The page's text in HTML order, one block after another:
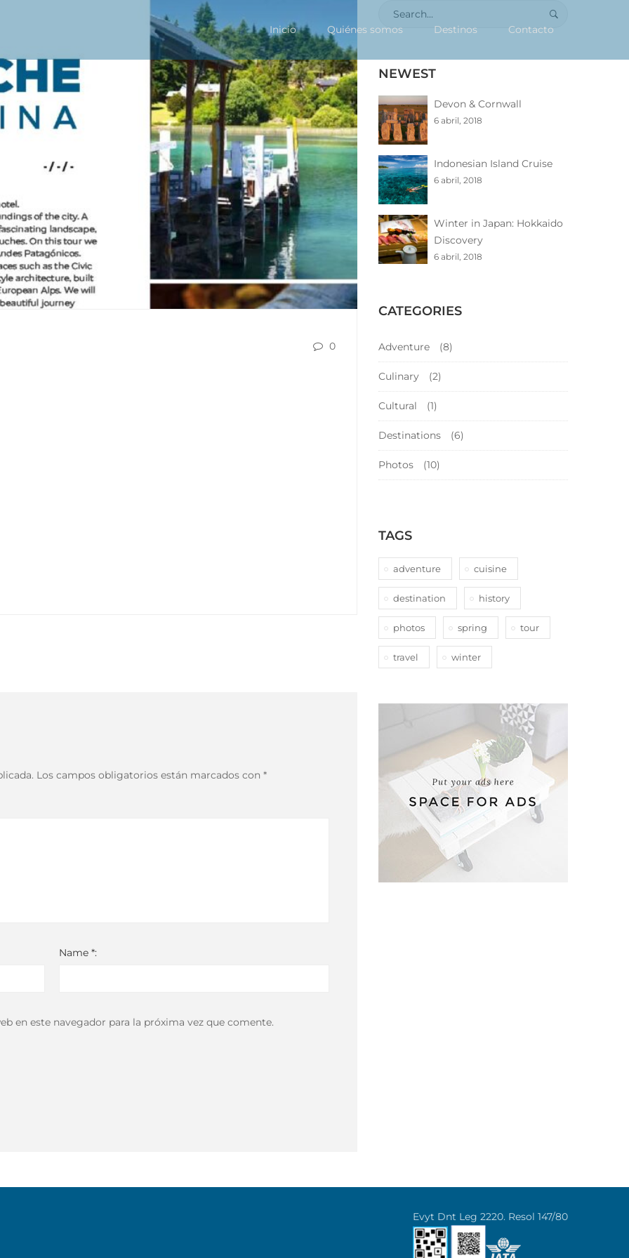
Primary
Menu
Inicio Quiénes somos Destinos Contacto
0
Los campos obligatorios están marcados con *
Name *:
en este navegador para la próxima vez que comente.
Search
for:
NEWEST
Devon & Cornwall
6 abril, 2018
Indonesian Island Cruise
6 abril, 2018
Winter in Japan: Hokkaido
Discovery
6 abril, 2018
CATEGORIES
Adventure (8)
Culinary (2)
Cultural (1)
Destinations (6)
Photos (10)
TAGS
adventure cuisine
destination history
photos spring tour
travel winter
Evyt Dnt Leg 2220. Resol 147/80